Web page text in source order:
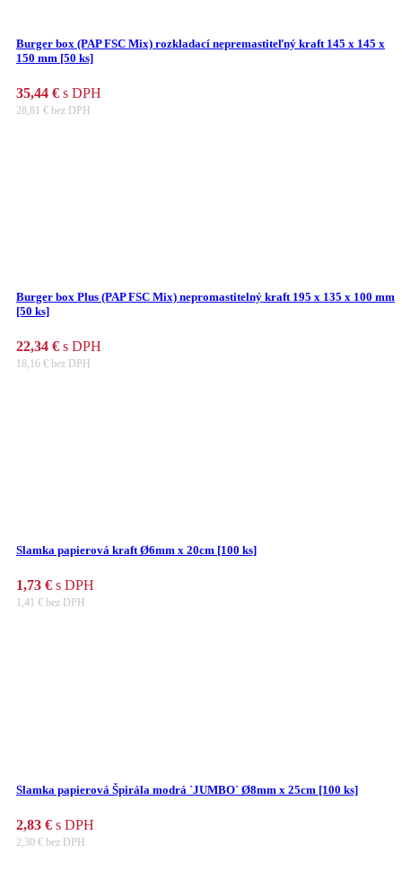
Burger box (PAP FSC Mix) rozkladací nepremastiteľný kraft 145 x 145 x
150 mm [50 ks]
35,44 € s DPH
28,81 € bez DPH
Burger box Plus (PAP FSC Mix) nepromastitelný kraft 195 x 135 x 100 mm
[50 ks]
22,34 € s DPH
18,16 € bez DPH
Slamka papierová kraft Ø6mm x 20cm [100 ks]
1,73 € s DPH
1,41 € bez DPH
Slamka papierová Špirála modrá `JUMBO` Ø8mm x 25cm [100 ks]
2,83 € s DPH
2,30 € bez DPH